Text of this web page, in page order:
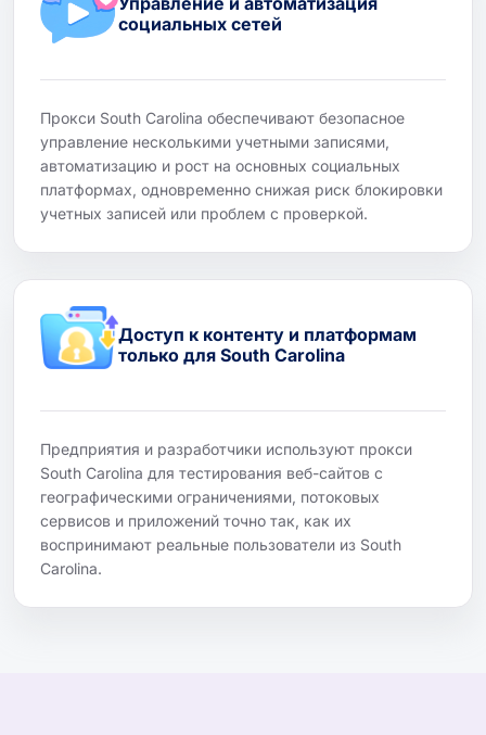
социальных сетей
Прокси South Carolina обеспечивают безопасное
управление несколькими учетными записями,
автоматизацию и рост на основных социальных
платформах, одновременно снижая риск блокировки
учетных записей или проблем с проверкой.
Доступ к контенту и платформам
только для South Carolina
Предприятия и разработчики используют прокси
South Carolina для тестирования веб-сайтов с
географическими ограничениями, потоковых
сервисов и приложений точно так, как их
воспринимают реальные пользователи из South
Carolina.